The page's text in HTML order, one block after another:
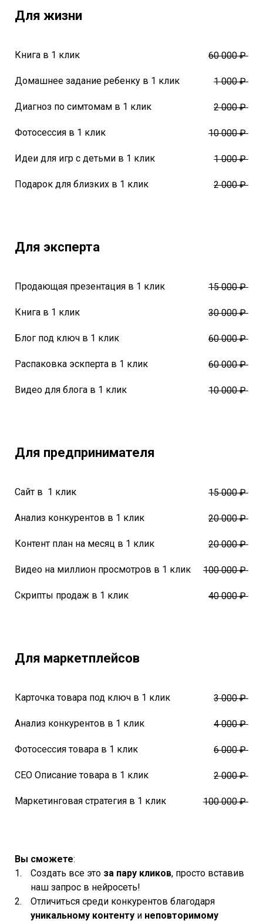
Для жизни
Книга в 1 клик 60 000 ₽
Домашнее задание ребенку в 1 клик 1 000 ₽
Диагноз по симтомам в 1 клик 2 000 ₽
Фотосессия в 1 клик 10 000 ₽
Идеи для игр с детьми в 1 клик 1 000 ₽
Подарок для близких в 1 клик 2 000 ₽
Для эксперта
Продающая презентация в 1 клик 15 000 ₽
Книга в 1 клик 30 000 ₽
Блог под ключ в 1 клик 60 000 ₽
Распаковка эскперта в 1 клик 60 000 ₽
Видео для блога в 1 клик 10 000 ₽
Для предпринимателя
Сайт в 1 клик 15 000 ₽
Анализ конкурентов в 1 клик 20 000 ₽
Контент план на месяц в 1 клик 20 000 ₽
Видео на миллион просмотров в 1 клик 100 000 ₽
Скрипты продаж в 1 клик 40 000 ₽
Для маркетплейсов
Карточка товара под ключ в 1 клик 3 000 ₽
Анализ конкурентов в 1 клик 4 000 ₽
Фотосессия товара в 1 клик 6 000 ₽
СЕО Описание товара в 1 клик 2 000 ₽
Маркетинговая стратегия в 1 клик 100 000 ₽
Вы сможете:
Создать все это за пару кликов, просто вставив
наш запрос в нейросеть!
Отличиться среди конкурентов благодаря
уникальному контенту и неповторимому